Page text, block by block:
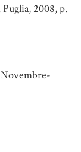
2008, p.